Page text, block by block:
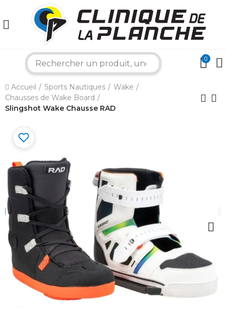
0
Accueil Sports Nautiques
Wake
Chausses de Wake Board
Slingshot Wake Chausse RAD
×
Bonjour ! Je suis votre expert nautique.
Comment puis-je vous aider aujourd'hui ?